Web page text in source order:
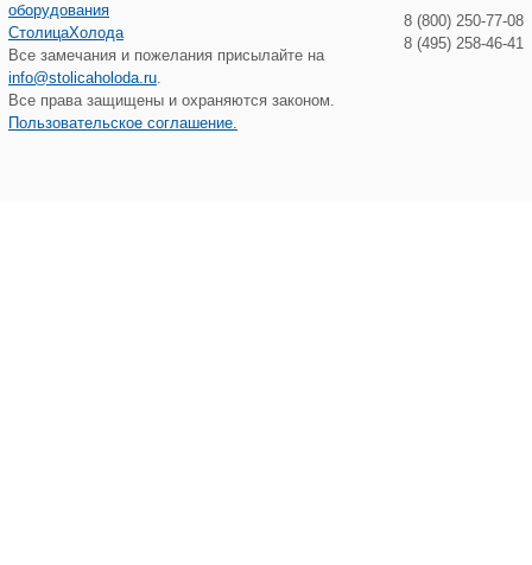
СтолицаХолода
Все замечания и пожелания присылайте на
info@stolicaholoda.ru
Все права защищены и охраняются законом.
Пользовательское соглашение.
8 (800) 250-77-08
8 (495) 258-46-41